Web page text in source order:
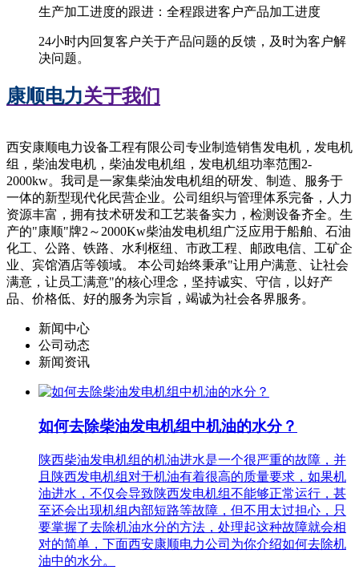
生产加工进度的跟进：全程跟进客户产品加工进度
24小时内回复客户关于产品问题的反馈，及时为客户解
决问题。
康顺电力关于我们
西安康顺电力设备工程有限公司专业制造销售发电机，发电机
组，柴油发电机，柴油发电机组，发电机组功率范围2-
2000kw。我司是一家集柴油发电机组的研发、制造、服务于
一体的新型现代化民营企业。公司组织与管理体系完备，人力
资源丰富，拥有技术研发和工艺装备实力，检测设备齐全。生
产的"康顺"牌2～2000Kw柴油发电机组广泛应用于船舶、石油
化工、公路、铁路、水利枢纽、市政工程、邮政电信、工矿企
业、宾馆酒店等领域。 本公司始终秉承"让用户满意、让社会
满意，让员工满意"的核心理念，坚持诚实、守信，以好产
品、价格低、好的服务为宗旨，竭诚为社会各界服务。
新闻中心
公司动态
新闻资讯
如何去除柴油发电机组中机油的水分？
陕西柴油发电机组的机油进水是一个很严重的故障，并
且陕西发电机组对于机油有着很高的质量要求，如果机
油进水，不仅会导致陕西发电机组不能够正常运行，甚
至还会出现机组内部短路等故障，但不用太过担心，只
要掌握了去除机油水分的方法，处理起这种故障就会相
对的简单，下面西安康顺电力公司为你介绍如何去除机
油中的水分。